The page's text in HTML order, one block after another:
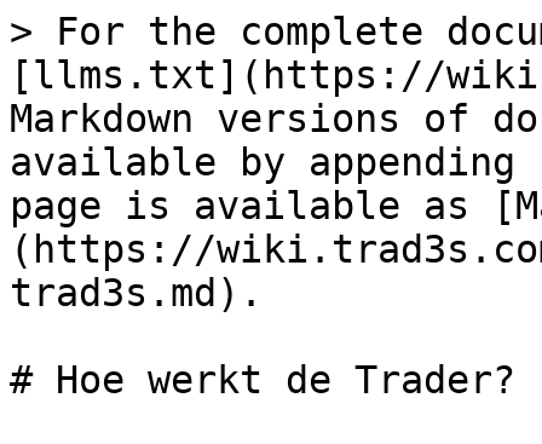
> For the complete
[llms.txt](https://
Markdown versions of
available by
page is available as
(https://
trad3s.md).
# Hoe werkt de Trader?